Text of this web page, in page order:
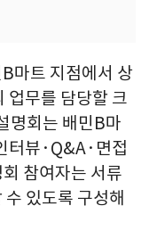
마트 지점에서 상
업무를 담당할 크
명회는 배민B마
터뷰·Q&A·면접
참여자는 서류
있도록 구성해